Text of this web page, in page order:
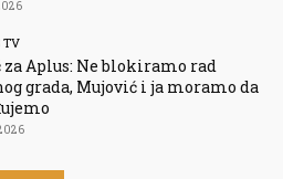
TV
za Aplus: Ne blokiramo rad
grada, Mujović i ja moramo da